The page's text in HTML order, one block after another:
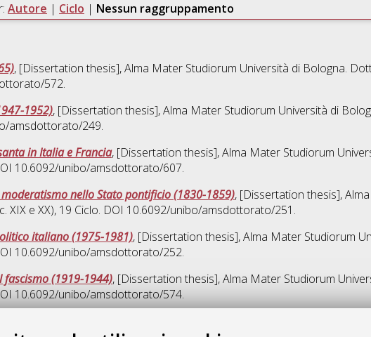
Autore | Ciclo | Nessun raggruppamento
, [Dissertation thesis], Alma Mater Studiorum Università di Bologna.
572.
1952), [Dissertation thesis], Alma Mater Studiorum Università di
amsdottorato/249.
in Italia e Francia, [Dissertation thesis], Alma Mater Studiorum
10.6092/unibo/amsdottorato/607.
nello Stato pontificio (1830-1859), [Dissertation thesis],
XIX e XX), 19 Ciclo. DOI 10.6092/unibo/amsdottorato/251.
italiano (1975-1981), [Dissertation thesis], Alma Mater Studiorum
10.6092/unibo/amsdottorato/252.
(1919-1944), [Dissertation thesis], Alma Mater Studiorum
10.6092/unibo/amsdottorato/574.
Questa lista e' stata generata il